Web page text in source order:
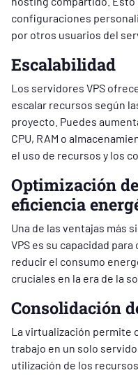
configuraciones
por otros usuarios del
Escalabilidad
Los servidores VPS
escalar recursos según
proyecto. Puedes
CPU, RAM o
el uso de recursos y los
Optimización
eficiencia
Una de las ventajas más
VPS es su capacidad
reducir el consumo
cruciales en la era de la
Consolidación
La virtualización permite
trabajo en un solo
utilización de los